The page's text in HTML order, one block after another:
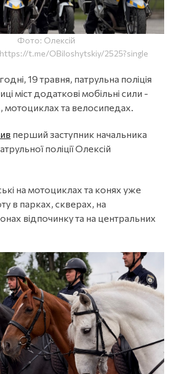
Фото: Олексій
t.me/OBiloshytskiy/2525?single
19 травня, патрульна поліція
міст додаткові мобільні сили -
мотоциклах та велосипедах.
перший заступник начальника
поліції Олексій
на мотоциклах та конях уже
в парках, скверах, на
відпочинку та на центральних